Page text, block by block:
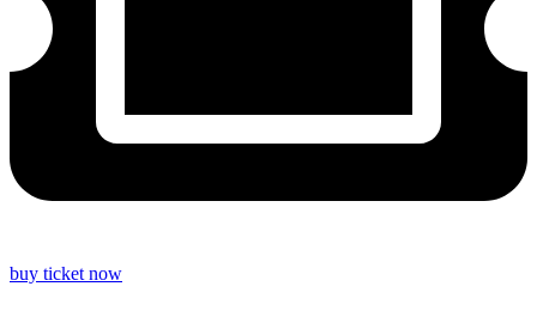
buy ticket now